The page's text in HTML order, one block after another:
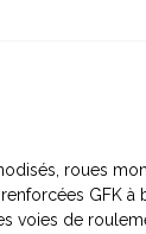
roues
GFK
voies de